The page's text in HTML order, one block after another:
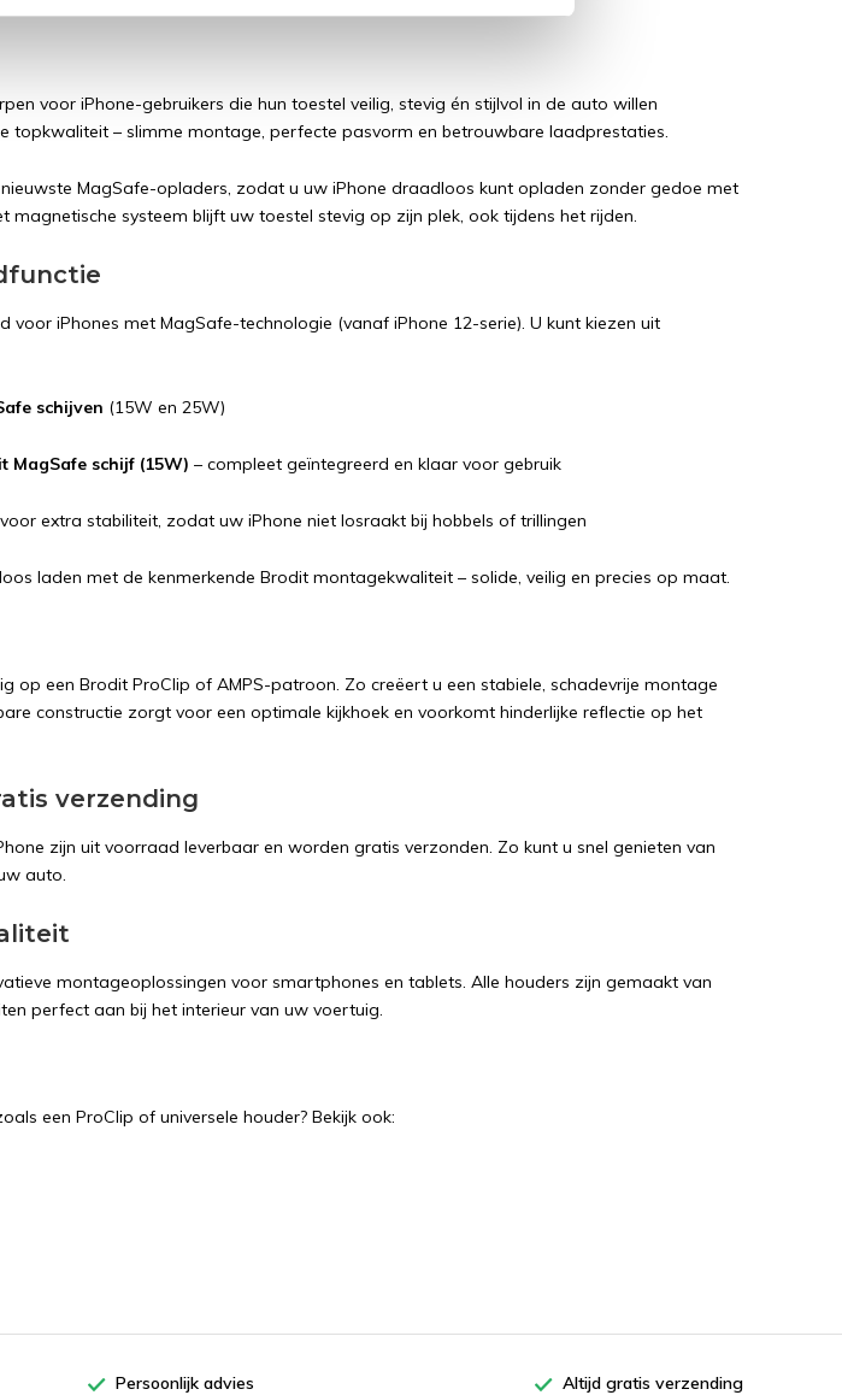
voor iPhone-gebruikers die hun toestel veilig, stevig én stijlvol in de auto willen
topkwaliteit – slimme montage, perfecte pasvorm en betrouwbare laadprestaties.
MagSafe-opladers, zodat u uw iPhone draadloos kunt opladen zonder gedoe met
magnetische systeem blijft uw toestel stevig op zijn plek, ook tijdens het rijden.
voor iPhones met MagSafe-technologie (vanaf iPhone 12-serie). U kunt kiezen uit
schijven (15W en 25W)
MagSafe schijf (15W) – compleet geïntegreerd en klaar voor gebruik
voor extra stabiliteit, zodat uw iPhone niet losraakt bij hobbels of trillingen
laden met de kenmerkende Brodit montagekwaliteit – solide, veilig en precies op maat.
op een Brodit ProClip of AMPS-patroon. Zo creëert u een stabiele, schadevrije montage
constructie zorgt voor een optimale kijkhoek en voorkomt hinderlijke reflectie op het
verzending
zijn uit voorraad leverbaar en worden gratis verzonden. Zo kunt u snel genieten van
auto.
montageoplossingen voor smartphones en tablets. Alle houders zijn gemaakt van
perfect aan bij het interieur van uw voertuig.
een ProClip of universele houder? Bekijk ook:
Persoonlijk advies Altijd gratis verzending